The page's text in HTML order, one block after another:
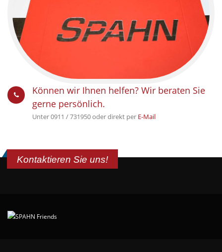
Können wir Ihnen helfen? Wir beraten Sie
gerne persönlich.
Unter 0911 / 731950 oder direkt per E-Mail
Kontaktieren Sie uns!